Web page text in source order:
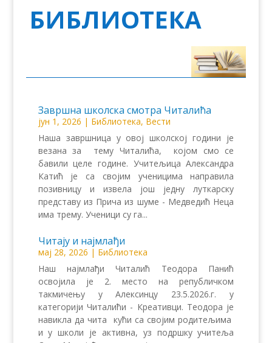
БИБЛИОТЕКА
Завршна школска смотра Читалића
јун 1, 2026 | Библиотека, Вести
Наша завршница у овој школској години је
везана за тему Читалића, којом смо се
бавили целе године. Учитељица Александра
Катић је са својим ученицима направила
позивницу и извела још једну луткарску
представу из Прича из шуме - Медведић Неца
има трему. Ученици су га...
Читају и најмлађи
мај 28, 2026 | Библиотека
Наш најмлађи Читалић Теодора Панић
освојила је 2. место на републичком
такмичењу у Алексинцу 23.5.2026.г. у
категорији Читалићи - Креативци. Теодора је
навикла да чита кући са својим родитељима
и у школи је активна, уз подршку учитеља